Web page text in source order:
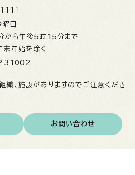
曜日
から午後5時15分まで
末年始を除く
、施設がありますのでご注意くださ
お問い合わせ